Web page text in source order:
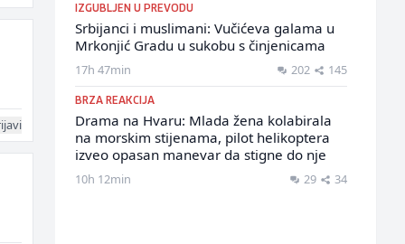
IZGUBLJEN U PREVODU
Srbijanci i muslimani: Vučićeva galama u
Mrkonjić Gradu u sukobu s činjenicama
17h 47min 202 145
BRZA REAKCIJA
Drama na Hvaru: Mlada žena kolabirala
na morskim stijenama, pilot helikoptera
izveo opasan manevar da stigne do nje
10h 12min 29 34